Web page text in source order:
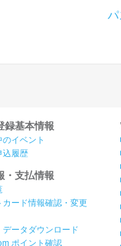
パ
録基本情報
イベント
込履歴
・支払情報
カード情報確認・変更
データダウンロード
ポイント確認